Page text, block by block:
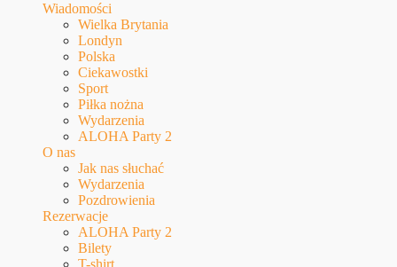
Wiadomości
Wielka Brytania
Londyn
Polska
Ciekawostki
Sport
Piłka nożna
Wydarzenia
ALOHA Party 2
O nas
Jak nas słuchać
Wydarzenia
Pozdrowienia
Rezerwacje
ALOHA Party 2
Bilety